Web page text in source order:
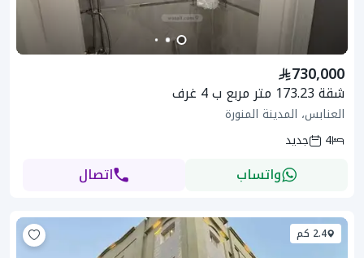
730,000
شقة 173.23 متر مربع ب 4 غرف
العنابس، المدينة المنورة
4
جديد
واتساب اتصال
2.4 كم